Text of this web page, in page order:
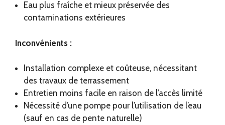
Eau plus fraîche et mieux préservée des
contaminations extérieures
Inconvénients :
Installation complexe et coûteuse, nécessitant
des travaux de terrassement
Entretien moins facile en raison de l’accès limité
Nécessité d’une pompe pour l’utilisation de l’eau
(sauf en cas de pente naturelle)